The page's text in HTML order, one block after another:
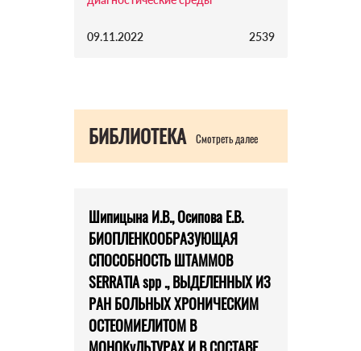
09.11.2022 2539
БИБЛИОТЕКА Смотреть далее
Шипицына И.В., Осипова Е.В.
БИОПЛЕНКООБРАЗУЮЩАЯ
СПОСОБНОСТЬ ШТАММОВ
SERRATIA spp ., ВЫДЕЛЕННЫХ ИЗ
РАН БОЛЬНЫХ ХРОНИЧЕСКИМ
ОСТЕОМИЕЛИТОМ В